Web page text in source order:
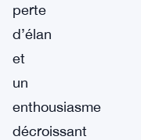
perte
d’élan
et
un
enthousiasme
décroissant